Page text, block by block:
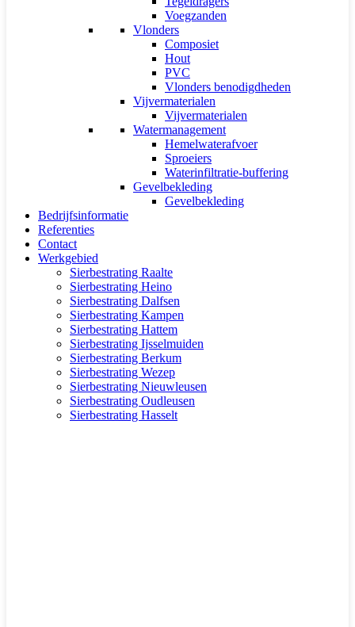
Voegzanden
Vlonders
Composiet
Hout
PVC
Vlonders benodigdheden
Vijvermaterialen
Vijvermaterialen
Watermanagement
Hemelwaterafvoer
Sproeiers
Waterinfiltratie-buffering
Gevelbekleding
Gevelbekleding
Bedrijfsinformatie
Referenties
Contact
Werkgebied
Sierbestrating Raalte
Sierbestrating Heino
Sierbestrating Dalfsen
Sierbestrating Kampen
Sierbestrating Hattem
Sierbestrating Ijsselmuiden
Sierbestrating Berkum
Sierbestrating Wezep
Sierbestrating Nieuwleusen
Sierbestrating Oudleusen
Sierbestrating Hasselt